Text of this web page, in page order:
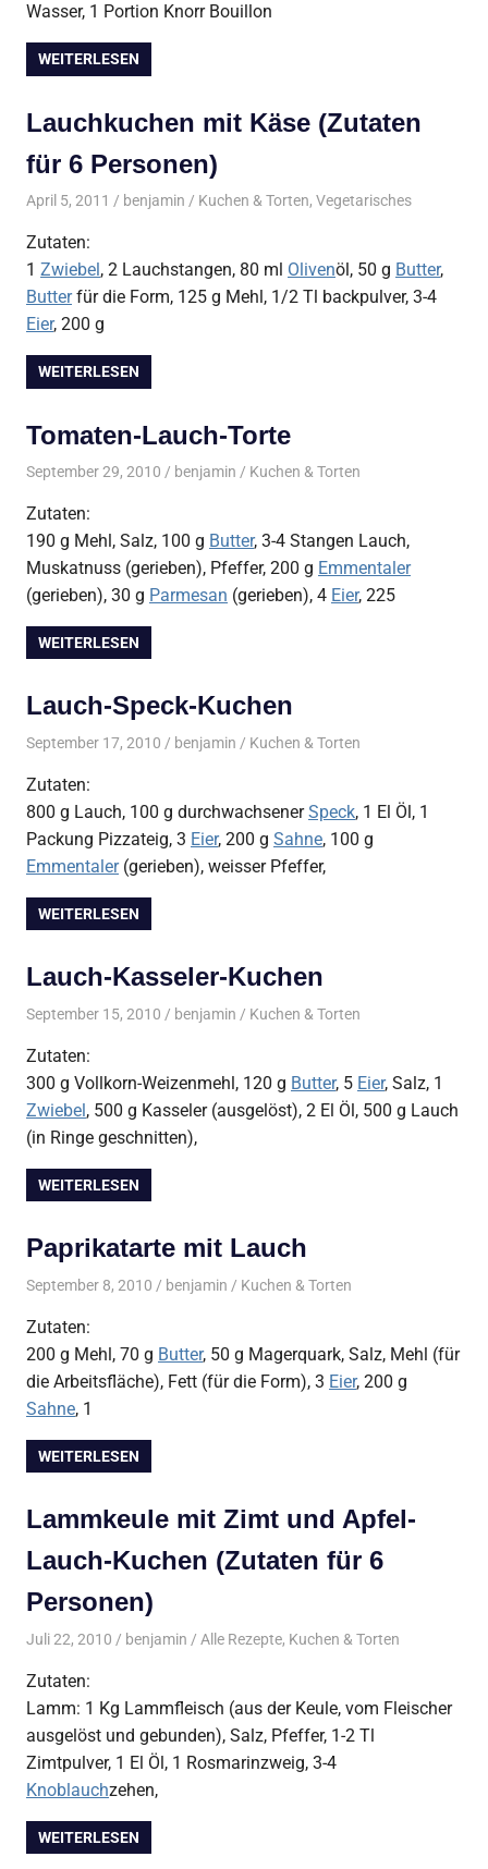
Wasser, 1 Portion Knorr Bouillon
WEITERLESEN
Lauchkuchen mit Käse (Zutaten
für 6 Personen)
April 5, 2011 benjamin Kuchen & Torten, Vegetarisches
Zutaten:
1 Zwiebel, 2 Lauchstangen, 80 ml Olivenöl, 50 g Butter,
Butterfür die Form, 125 g Mehl, 1/2 Tl backpulver, 3-4
Eier, 200 g
WEITERLESEN
Tomaten-Lauch-Torte
September 29, 2010 benjamin Kuchen & Torten
Zutaten:
190 g Mehl, Salz, 100 g Butter, 3-4 Stangen Lauch,
Muskatnuss (gerieben), Pfeffer, 200 g Emmentaler
(gerieben), 30 g Parmesan (gerieben), 4 Eier, 225
WEITERLESEN
Lauch-Speck-Kuchen
September 17, 2010 benjamin Kuchen & Torten
Zutaten:
800 g Lauch, 100 g durchwachsenerSpeck, 1 El Öl, 1
Packung Pizzateig, 3 Eier, 200 g Sahne, 100 g
Emmentaler(gerieben), weisser Pfeffer,
WEITERLESEN
Lauch-Kasseler-Kuchen
September 15, 2010 benjamin Kuchen & Torten
Zutaten:
300 g Vollkorn-Weizenmehl, 120 g Butter, 5 Eier, Salz, 1
Zwiebel, 500 g Kasseler (ausgelöst), 2 El Öl, 500 g Lauch
(in Ringe geschnitten),
WEITERLESEN
Paprikatarte mit Lauch
September 8, 2010 benjamin Kuchen & Torten
Zutaten:
200 g Mehl, 70 g Butter, 50 g Magerquark, Salz, Mehl (für
die Arbeitsfläche), Fett (für die Form), 3 Eier, 200 g
Sahne, 1
WEITERLESEN
Lammkeule mit Zimt und Apfel-
Lauch-Kuchen (Zutaten für 6
Personen)
Juli 22, 2010 benjamin Alle Rezepte, Kuchen & Torten
Zutaten:
Lamm: 1 Kg Lammfleisch (aus der Keule, vom Fleischer
ausgelöst und gebunden), Salz, Pfeffer, 1-2 Tl
Zimtpulver, 1 El Öl, 1 Rosmarinzweig, 3-4
Knoblauchzehen,
WEITERLESEN